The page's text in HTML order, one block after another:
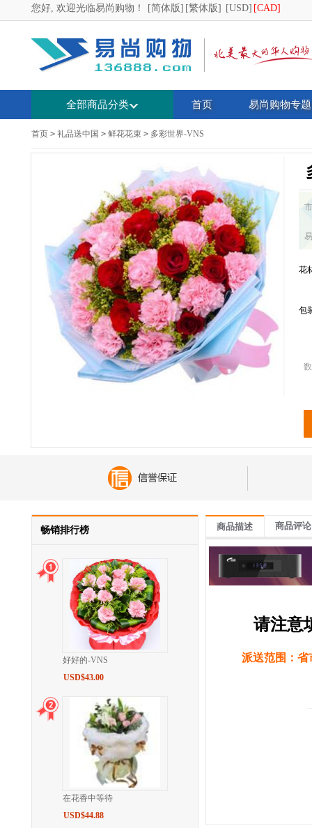
您好, 欢迎光临易尚购物！ [简体版] [繁体版] [USD] [CAD]
全部商品分类 首页 易尚购物专题
首页 > 礼品送中国 > 鲜花花束 > 多彩世界-VNS
花
包
畅销排行榜
好好的-VNS
USD$43.00
在花香中等待
USD$44.88
商品描述 商品评论
请注意
派送范围：省